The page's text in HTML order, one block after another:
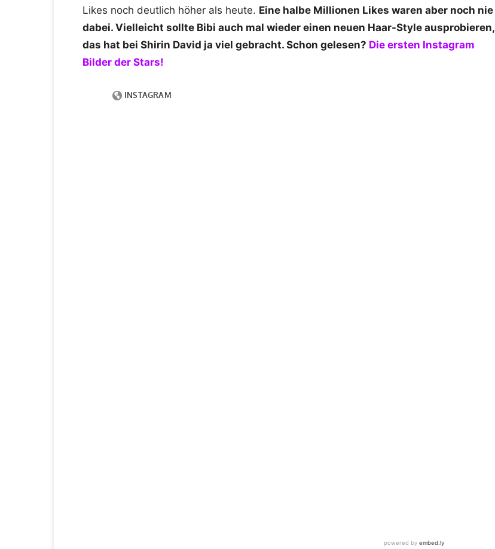
Likes noch deutlich höher als heute. Eine halbe Millionen Likes waren aber noch nie
dabei. Vielleicht sollte Bibi auch mal wieder einen neuen Haar-Style ausprobieren,
das hat bei Shirin David ja viel gebracht. Schon gelesen? Die ersten Instagram
Bilder der Stars!